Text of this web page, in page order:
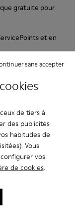
de tiers à
des publicités
habitudes de
Vous
vos
de cookies.
sans accepter
gratuite pour
et en
Beetle Ada, une
en tissu naturel.
de matières haut